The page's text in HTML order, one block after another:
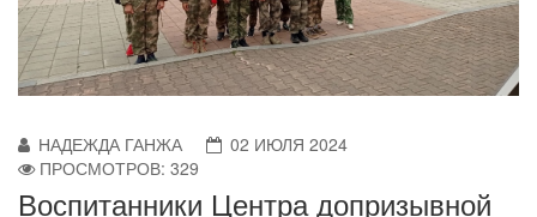
НАДЕЖДА ГАНЖА
02 ИЮЛЯ 2024
ПРОСМОТРОВ: 329
Воспитанники Центра допризывной